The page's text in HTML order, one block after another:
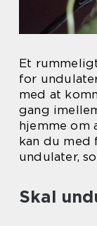
Et
for
med at
gang
hjemme om
kan du
undulater,
Skal